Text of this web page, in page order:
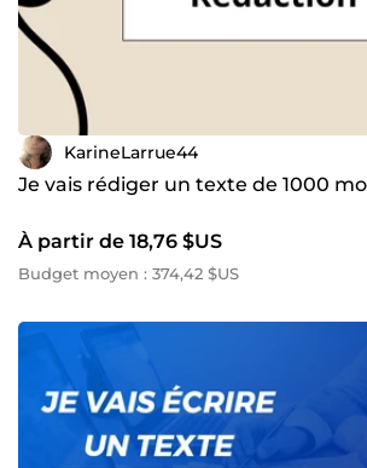
KarineLarrue44
Je vais rédiger un texte de 1000
À partir de 18,76 $US
Budget moyen : 374,42 $US